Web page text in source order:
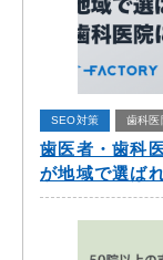
SEO対策 歯科医
歯医者・歯科
が地域で選ば